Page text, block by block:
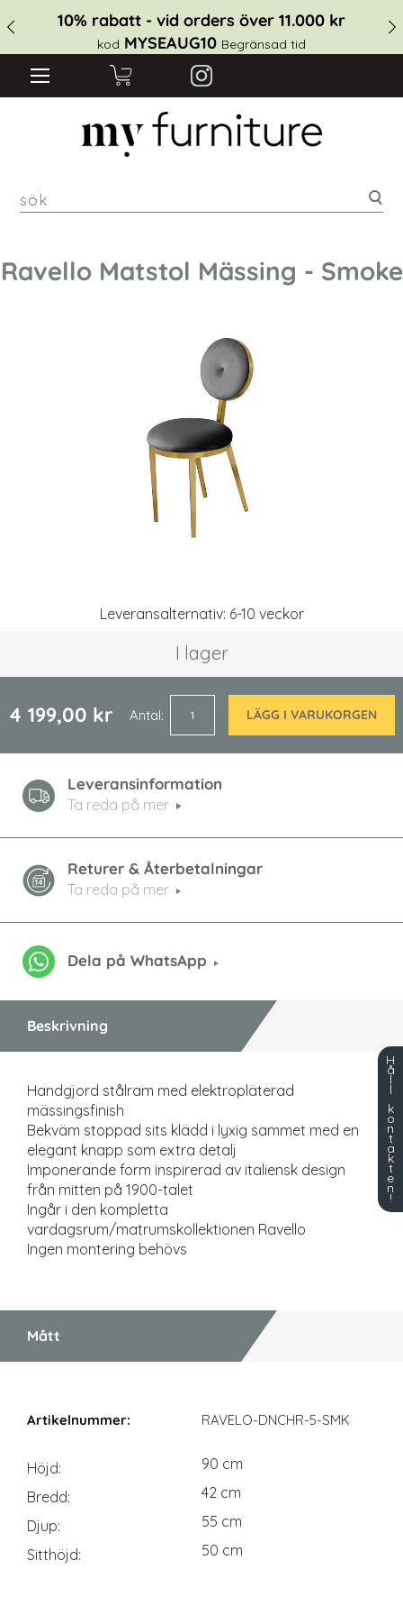
10% rabatt - vid orders över 11.000 kr
kod MYSEAUG10 Begränsad tid
Ravello Matstol Mässing - Smoke
Leveransalternativ: 6-10 veckor
I lager
4 199,00 kr Antal LÄGG I VARUKORGEN
Leveransinformation
Ta reda på mer
Returer & Återbetalningar
Ta reda på mer
Dela på WhatsApp
Beskrivning
Handgjord stålram med elektropläterad
mässingsfinish
Bekväm stoppad sits klädd i lyxig sammet med en
elegant knapp som extra detalj
Imponerande form inspirerad av italiensk design
från mitten på 1900-talet
Ingår i den kompletta
vardagsrum/matrumskollektionen Ravello
Ingen montering behövs
Mått
RAVELO-DNCHR-5-SMK
Höjd
90 cm
Bredd
42 cm
Djup
55 cm
Sitthöjd
50 cm
H
å
l
l
k
o
n
t
a
k
t
e
n
!